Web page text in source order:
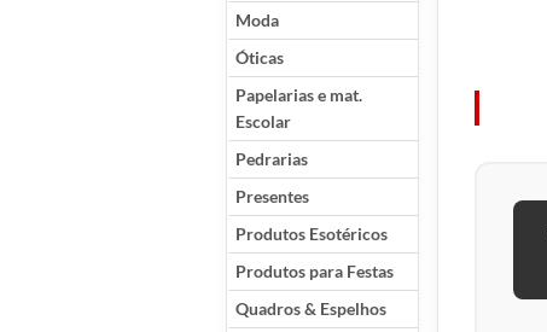
Moda
Óticas
Papelarias e mat.
Escolar
Pedrarias
Presentes
Produtos Esotéricos
Produtos para Festas
Quadros & Espelhos